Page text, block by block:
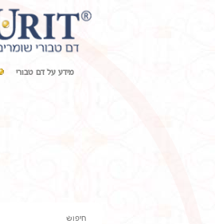
מידע על דם טבורי
חיפוש